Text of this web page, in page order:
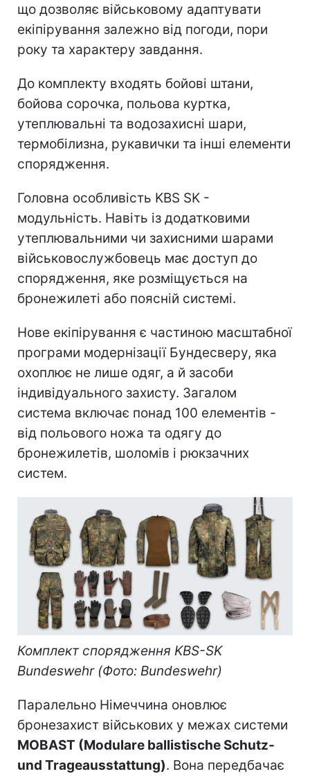
що дозволяє військовому адаптувати
екіпірування залежно від погоди, пори
року та характеру завдання.
До комплекту входять бойові штани,
бойова сорочка, польова куртка,
утеплювальні та водозахисні шари,
термобілизна, рукавички та інші елементи
спорядження.
Головна особливість KBS SK -
модульність. Навіть із додатковими
утеплювальними чи захисними шарами
військовослужбовець має доступ до
спорядження, яке розміщується на
бронежилеті або поясній системі.
Нове екіпірування є частиною масштабної
програми модернізації Бундесверу, яка
охоплює не лише одяг, а й засоби
індивідуального захисту. Загалом
система включає понад 100 елементів -
від польового ножа та одягу до
бронежилетів, шоломів і рюкзачних
систем.
Комплект спорядження KBS-SK
Bundeswehr (Фото: Bundeswehr)
Паралельно Німеччина оновлює
бронезахист військових у межах системи
MOBAST (Modulare ballistische Schutz-
und Trageausstattung). Вона передбачає